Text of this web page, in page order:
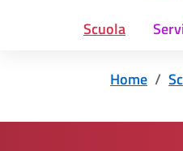
Scuola
Home